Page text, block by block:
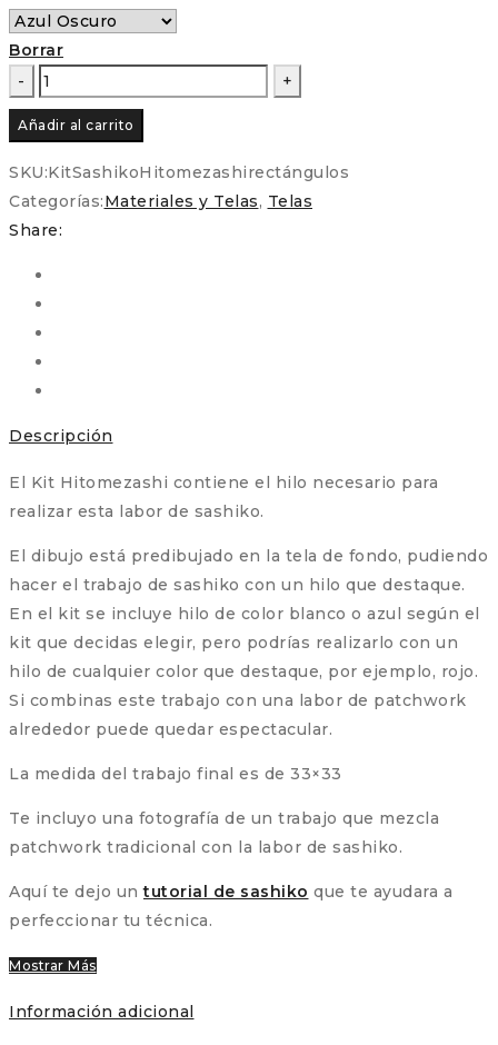
Borrar
Hitomezashi
-
Kit
de
Sashiko
en
colores
cantidad
Añadir al carrito
SKU:KitSashikoHitomezashirectángulos
Categorías:Materiales y Telas, Telas
Share:
Descripción
El Kit Hitomezashi contiene el hilo necesario para
realizar esta labor de sashiko.
El dibujo está predibujado en la tela de fondo, pudiendo
hacer el trabajo de sashiko con un hilo que destaque.
En el kit se incluye hilo de color blanco o azul según el
kit que decidas elegir, pero podrías realizarlo con un
hilo de cualquier color que destaque, por ejemplo, rojo.
Si combinas este trabajo con una labor de patchwork
alrededor puede quedar espectacular.
La medida del trabajo final es de 33×33
Te incluyo una fotografía de un trabajo que mezcla
patchwork tradicional con la labor de sashiko.
Aquí te dejo untutorial de sashiko que te ayudara a
perfeccionar tu técnica.
Mostrar Más
Información adicional